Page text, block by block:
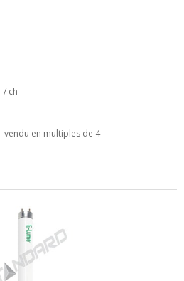
/ ch
vendu en multiples de 4